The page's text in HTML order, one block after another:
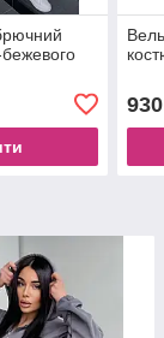
930